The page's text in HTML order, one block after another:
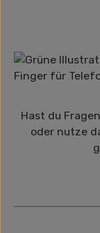
Hast du
oder nutze